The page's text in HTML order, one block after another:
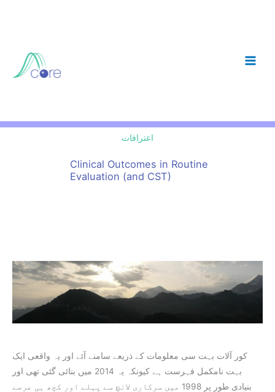
Clinical Outcomes in Routine
Evaluation (and CST)
اعترافات
کور آلات بہت سی معلومات کے ذریعے سامنے آئے اور یہ واقعی ایک
بہت نامکمل فہرست ہے کیونکہ یہ 2014 میں بنائی گئی تھی اور
بنیادی طور پر 1998 میں سرکاری لانچ سے پہلے اور کچھ ہی عرصے